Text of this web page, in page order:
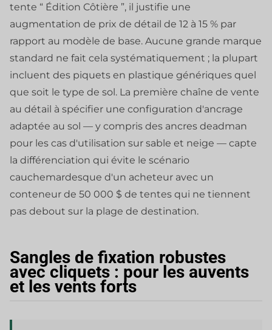
tente “ Édition Côtière ”, il justifie une
augmentation de prix de détail de 12 à 15 % par
rapport au modèle de base. Aucune grande marque
standard ne fait cela systématiquement ; la plupart
incluent des piquets en plastique génériques quel
que soit le type de sol. La première chaîne de vente
au détail à spécifier une configuration d'ancrage
adaptée au sol — y compris des ancres deadman
pour les cas d'utilisation sur sable et neige — capte
la différenciation qui évite le scénario
cauchemardesque d'un acheteur avec un
conteneur de 50 000 $ de tentes qui ne tiennent
pas debout sur la plage de destination.
Sangles de fixation robustes
avec cliquets : pour les auvents
et les vents forts